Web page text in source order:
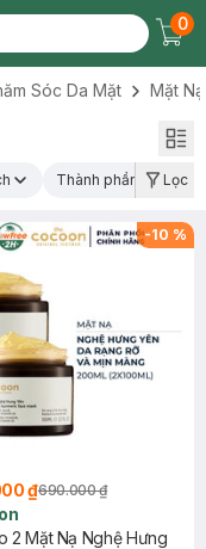
0
Sóc Da Mặt Mặt Nạ
Thành phần nổi bật
Lọc
-10 %
₫690.000 ₫
2 Mặt Nạ Nghệ Hưng